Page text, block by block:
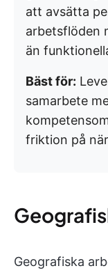
att avsätta
arbetsflöden
än
Bäst för:
samarbete
friktion på
Geografiska